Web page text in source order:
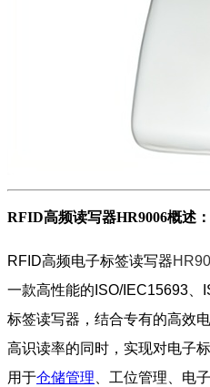
RFID高频读写器HR9006概述：
RFID高频电子标签读写器
一款高性能的ISO/IEC15693、
标签读写器，结合专有的高效
高识读率的同时，实现对电子
用于仓储管理 、工位管理、电